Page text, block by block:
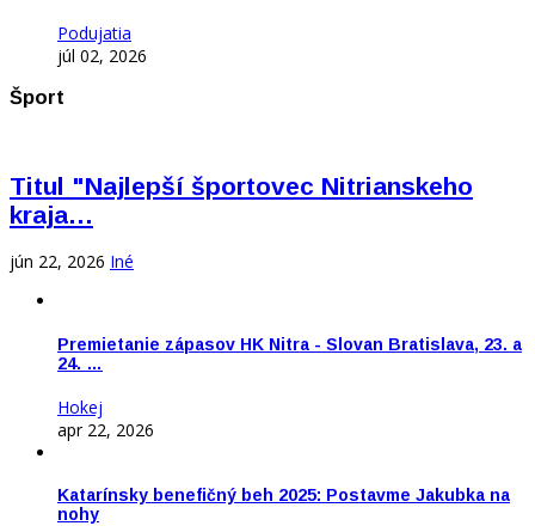
Podujatia
júl 02, 2026
Šport
Titul "Najlepší športovec Nitrianskeho
kraja…
jún 22, 2026 Iné
Premietanie zápasov HK Nitra - Slovan Bratislava, 23. a
24. …
Hokej
apr 22, 2026
Katarínsky benefičný beh 2025: Postavme Jakubka na
nohy